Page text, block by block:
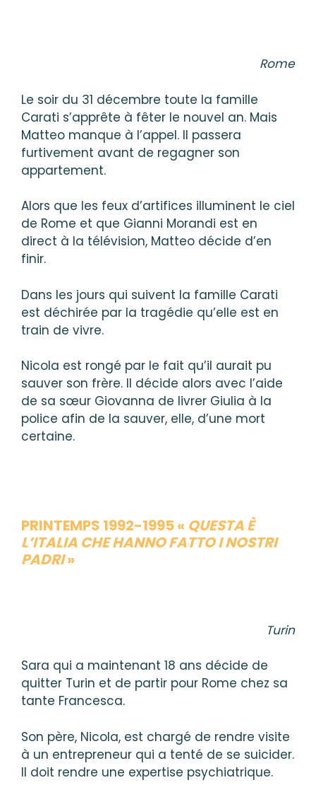
Rome
Le soir du 31 décembre toute la famille
Carati s’apprête à fêter le nouvel an. Mais
Matteo manque à l’appel. Il passera
furtivement avant de regagner son
appartement.
Alors que les feux d’artifices illuminent le ciel
de Rome et que Gianni Morandi est en
direct à la télévision, Matteo décide d’en
finir.
Dans les jours qui suivent la famille Carati
est déchirée par la tragédie qu’elle est en
train de vivre.
Nicola est rongé par le fait qu’il aurait pu
sauver son frère. Il décide alors avec l’aide
de sa sœur Giovanna de livrer Giulia à la
police afin de la sauver, elle, d’une mort
certaine.
PRINTEMPS 1992-1995 « QUESTA È
L’ITALIA CHE HANNO FATTO I NOSTRI
PADRI»
Turin
Sara qui a maintenant 18 ans décide de
quitter Turin et de partir pour Rome chez sa
tante Francesca.
Son père, Nicola, est chargé de rendre visite
à un entrepreneur qui a tenté de se suicider.
Il doit rendre une expertise psychiatrique.